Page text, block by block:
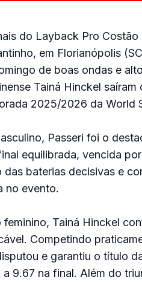
do Layback Pro
em Florianópolis
de boas ondas e
Tainá Hinckel
2025/2026 da World
Passeri foi o
equilibrada, vencida
das baterias decisivas e
no evento.
feminino, Tainá Hinckel
Competindo
e garantiu o título
a 9.67 na final. Além do